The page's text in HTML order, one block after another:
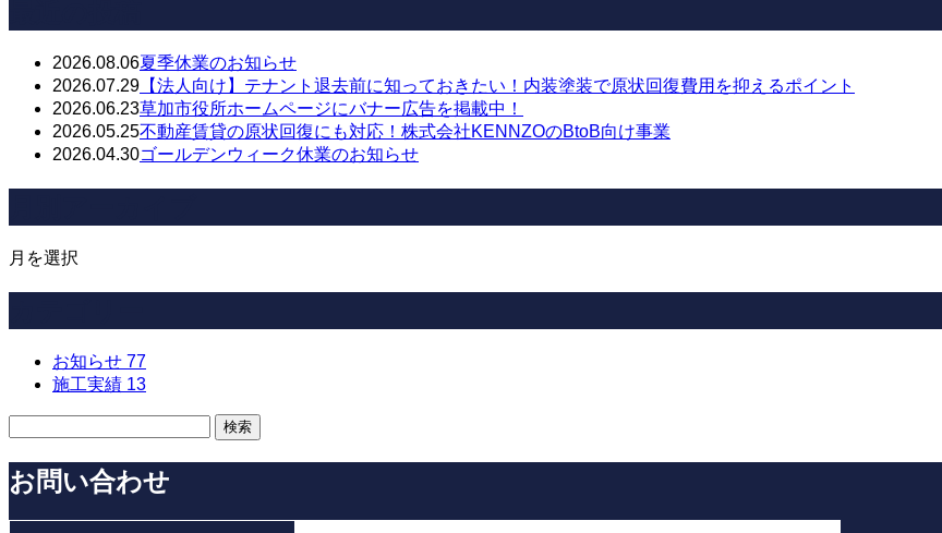
2026.08.06夏季休業のお知らせ
2026.07.29 【法人向け】テナント退去前に知っておきたい！内装塗装で原状回復費用を抑えるポイント
2026.06.23草加市役所ホームページにバナー広告を掲載中！
2026.05.25不動産賃貸の原状回復にも対応！株式会社KENNZOのBtoB向け事業
2026.04.30ゴールデンウィーク休業のお知らせ
月を選択
お知らせ 77
施工実績 13
お問い合わせ